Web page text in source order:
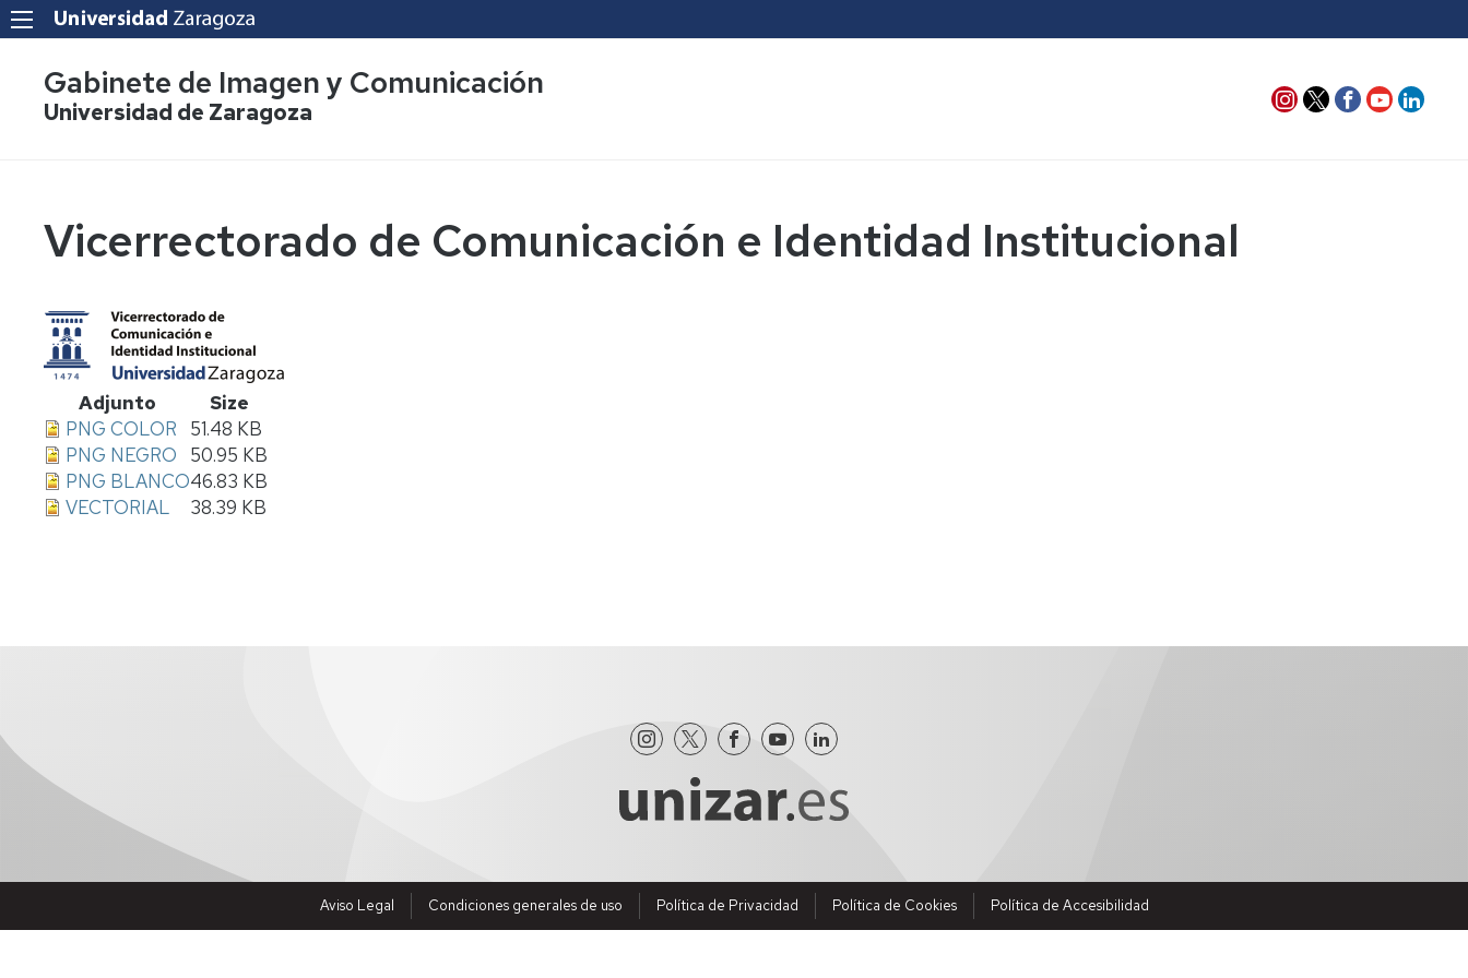
Gabinete de Imagen y Comunicación
Universidad de Zaragoza
Vicerrectorado de Comunicación e Identidad Institucional
Adjunto
Size
PNG COLOR
51.48 KB
PNG NEGRO
50.95 KB
PNG BLANCO46.83 KB
VECTORIAL
38.39 KB
Aviso Legal Condiciones generales de uso Política de Privacidad Política de Cookies Política de Accesibilidad